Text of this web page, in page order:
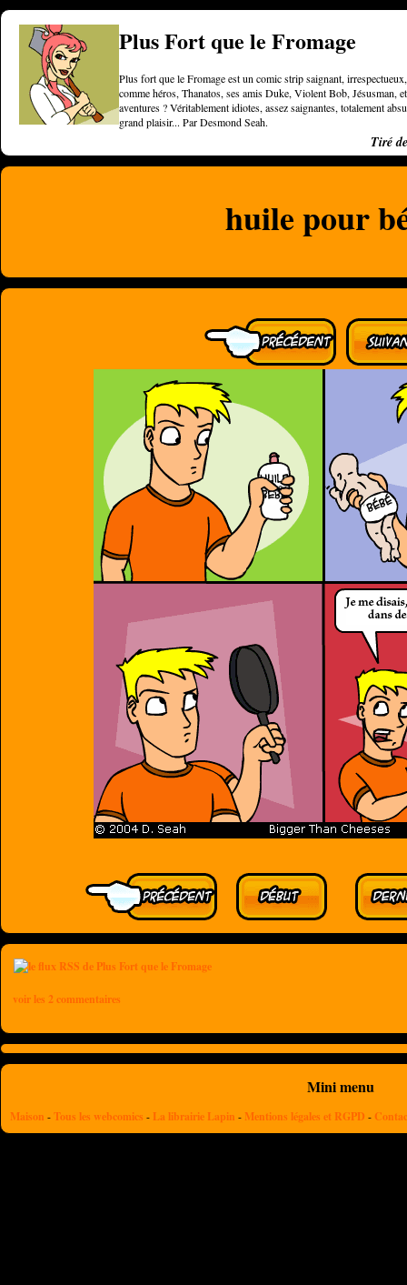
Plus Fort que le Fromage
Plus fort que le Fromage est un comic strip saignant,
comme héros, Thanatos, ses amis Duke, Violent Bob, Jésusman,
aventures ? Véritablement idiotes, assez saignantes, totalement
grand plaisir... Par Desmond Seah.
Tiré
huile pour
voir les 2 commentaires
Mini menu
Maison -Tous les webcomics - La librairie Lapin - Mentions légales et RGPD -